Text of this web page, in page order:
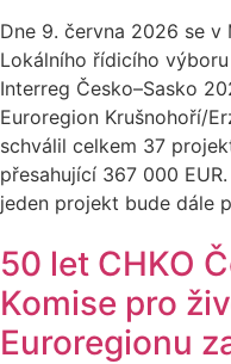
Dne 9. června 2026 se v
Lokálního řídicího
Interreg Česko–Sasko
Euroregion Krušnohoří/
schválil celkem 37
přesahující 367 000
jeden projekt bude dále
50 let CHKO
Komise pro
Euroregionu